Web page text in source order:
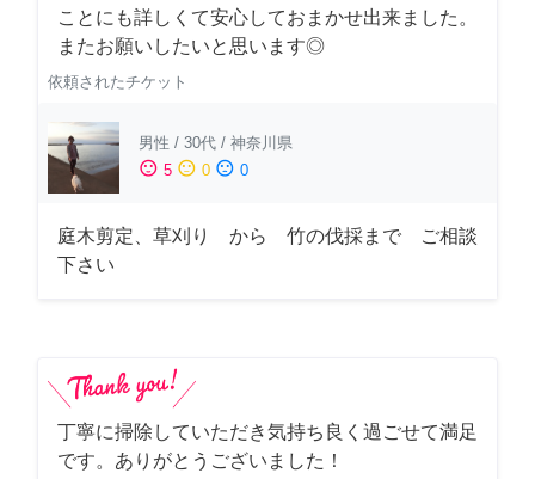
ことにも詳しくて安心しておまかせ出来ました。
またお願いしたいと思います◎
依頼されたチケット
男性 / 30代 / 神奈川県
sentiment_satisfied 5 sentiment_neutral 0 sentiment_dissatisfied 0
庭木剪定、草刈り から 竹の伐採まで ご相談
下さい
丁寧に掃除していただき気持ち良く過ごせて満足
です。ありがとうございました！